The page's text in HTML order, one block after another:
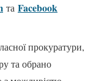
та Facebook
прокуратури,
та обрано